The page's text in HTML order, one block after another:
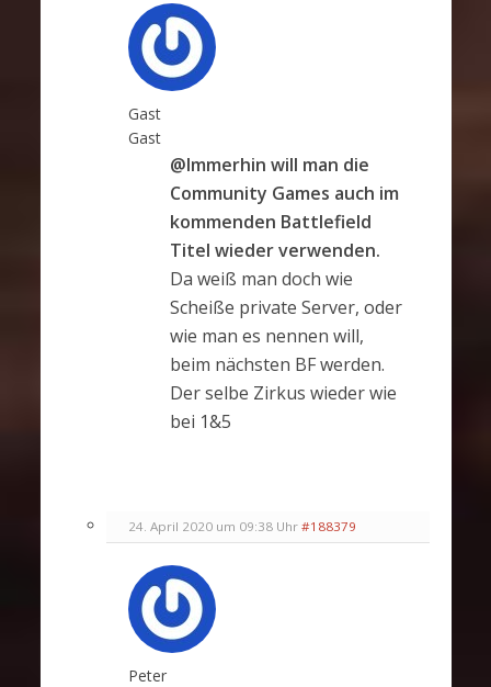
Gast
Gast
@Immerhin will man die
Community Games auch im
kommenden Battlefield
Titel wieder verwenden.
Da weiß man doch wie
Scheiße private Server, oder
wie man es nennen will,
beim nächsten BF werden.
Der selbe Zirkus wieder wie
bei 1&5
24. April 2020 um 09:38 Uhr #188379
Peter